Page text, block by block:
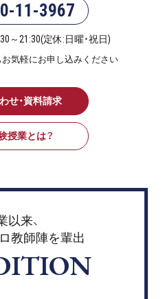
11-3967
～21:30(定休:日曜・祝日)
気軽にお申し込みください
せ・資料請求
授業とは？
以来、
教師陣を輩出